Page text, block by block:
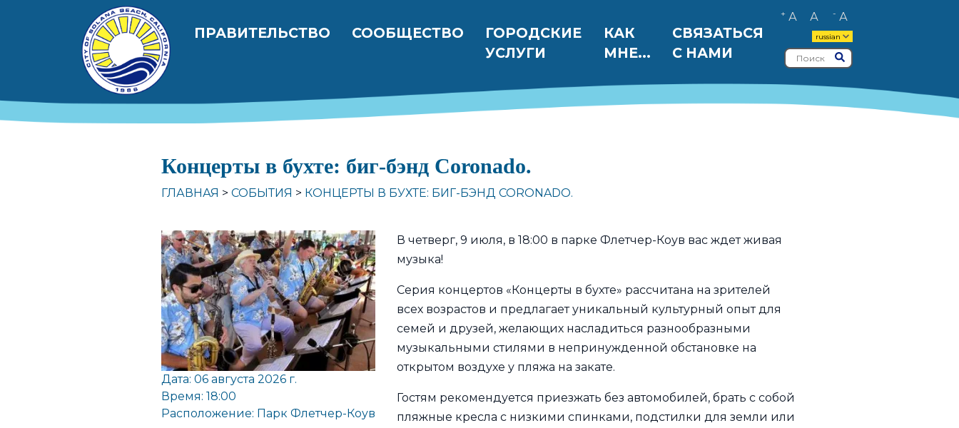
Перейти к общему содержанию
Главная навигация
ПРАВИТЕЛЬСТВО СООБЩЕСТВО
ГОРОДСКИЕ
УСЛУГИ
КАК
МНЕ...
СВЯЗАТЬСЯ
С НАМИ
- А
А
+А
russian
Поиск Представлять на
Концерты в бухте: биг-бэнд Coronado.
ГЛАВНАЯ СОБЫТИЯ КОНЦЕРТЫ В БУХТЕ: БИГ-БЭНД CORONADO.
Дата: 06 августа 2026 г.
Время: 18:00
Расположение: Парк Флетчер-Коув
В четверг, 9 июля, в 18:00 в парке Флетчер-Коув вас ждет живая
музыка!
Серия концертов «Концерты в бухте» рассчитана на зрителей
всех возрастов и предлагает уникальный культурный опыт для
семей и друзей, желающих насладиться разнообразными
музыкальными стилями в непринужденной обстановке на
открытом воздухе у пляжа на закате.
Гостям рекомендуется приезжать без автомобилей, брать с собой
пляжные кресла с низкими спинками, подстилки для земли или